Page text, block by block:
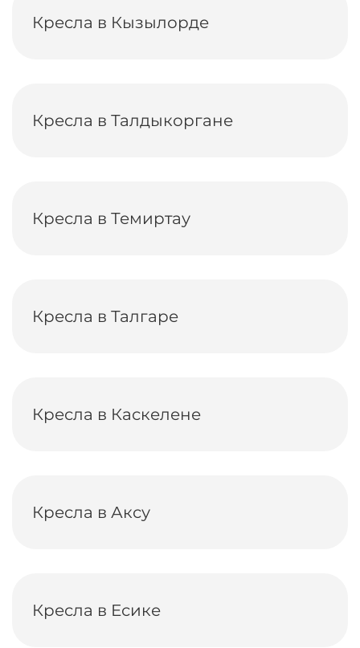
Кресла в Кызылорде
Кресла в Талдыкоргане
Кресла в Темиртау
Кресла в Талгаре
Кресла в Каскелене
Кресла в Аксу
Кресла в Есике